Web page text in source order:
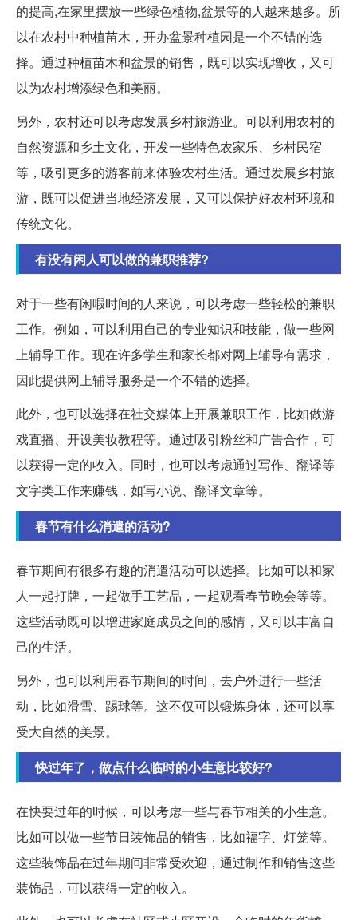
的提高,在家里摆放一些绿色植物,盆景等的人越来越多。所
以在农村中种植苗木，开办盆景种植园是一个不错的选
择。通过种植苗木和盆景的销售，既可以实现增收，又可
以为农村增添绿色和美丽。
另外，农村还可以考虑发展乡村旅游业。可以利用农村的
自然资源和乡土文化，开发一些特色农家乐、乡村民宿
等，吸引更多的游客前来体验农村生活。通过发展乡村旅
游，既可以促进当地经济发展，又可以保护好农村环境和
传统文化。
有没有闲人可以做的兼职推荐?
对于一些有闲暇时间的人来说，可以考虑一些轻松的兼职
工作。例如，可以利用自己的专业知识和技能，做一些网
上辅导工作。现在许多学生和家长都对网上辅导有需求，
因此提供网上辅导服务是一个不错的选择。
此外，也可以选择在社交媒体上开展兼职工作，比如做游
戏直播、开设美妆教程等。通过吸引粉丝和广告合作，可
以获得一定的收入。同时，也可以考虑通过写作、翻译等
文字类工作来赚钱，如写小说、翻译文章等。
春节有什么消遣的活动?
春节期间有很多有趣的消遣活动可以选择。比如可以和家
人一起打牌，一起做手工艺品，一起观看春节晚会等等。
这些活动既可以增进家庭成员之间的感情，又可以丰富自
己的生活。
另外，也可以利用春节期间的时间，去户外进行一些活
动，比如滑雪、踢球等。这不仅可以锻炼身体，还可以享
受大自然的美景。
快过年了，做点什么临时的小生意比较好?
在快要过年的时候，可以考虑一些与春节相关的小生意。
比如可以做一些节日装饰品的销售，比如福字、灯笼等。
这些装饰品在过年期间非常受欢迎，通过制作和销售这些
装饰品，可以获得一定的收入。